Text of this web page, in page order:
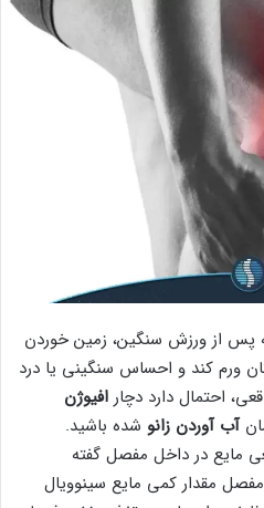
پس از ورزش سنگین، زمین خوردن
ورم کند و احساس سنگینی یا درد
احتمال دارد دچار افیوژن
آب آوردن زانو شده باشید.
مایع در داخل مفصل گفته
مقدار کمی مایع سینوویال